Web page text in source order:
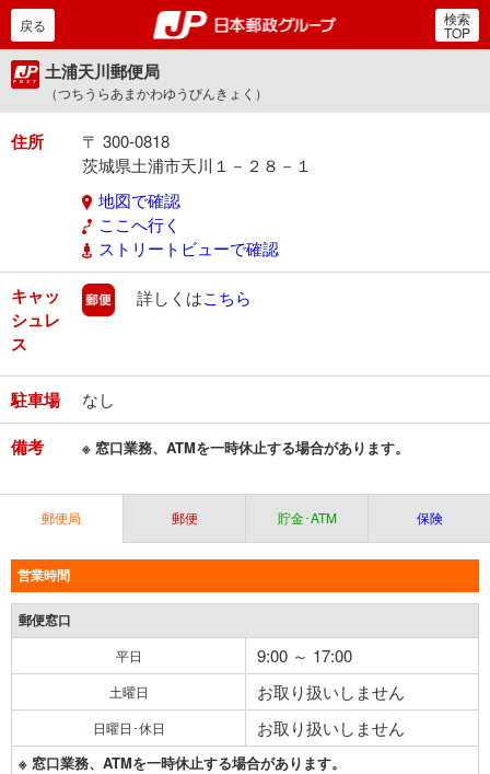
郵便局・日本郵政グルー
戻る 検索
TOP
土浦天川郵便局
（つちうらあまかわゆうびんきょく）
住所
〒 300-0818
茨城県土浦市天川１－２８－１
地図で確認
ここへ行く
ストリートビューで確認
キャッ
シュレ
ス
郵便
詳しくはこちら
駐車場 なし
備考 ※ 窓口業務、ATMを一時休止する場合があります。
郵便局 郵便 貯金･ATM 保険
営業時間
郵便窓口
平日 9:00 ～ 17:00
土曜日 お取り扱いしません
日曜日･休日 お取り扱いしません
※ 窓口業務、ATMを一時休止する場合があります。